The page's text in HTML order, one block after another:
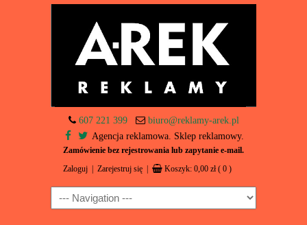
607 221 399
biuro@reklamy-arek.pl
Agencja reklamowa. Sklep reklamowy.
Zamówienie bez rejestrowania lub zapytanie e-mail.
Zaloguj Zarejestruj się Koszyk: 0,00 zł ( 0 )
Navigation